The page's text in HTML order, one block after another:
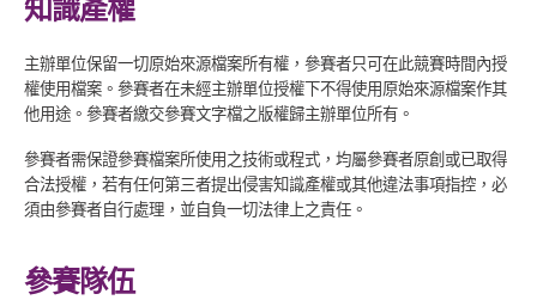
知識產權
主辦單位保留一切原始來源檔案所有權，參賽者只可在此競賽時間內授
權使用檔案。參賽者在未經主辦單位授權下不得使用原始來源檔案作其
他用途。參賽者繳交參賽文字檔之版權歸主辦單位所有。
參賽者需保證參賽檔案所使用之技術或程式，均屬參賽者原創或已取得
合法授權，若有任何第三者提出侵害知識產權或其他違法事項指控，必
須由參賽者自行處理，並自負一切法律上之責任。
參賽隊伍